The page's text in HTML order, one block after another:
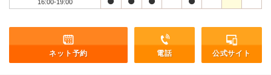
16:00-19:00
ネット予約 電話 公式サイト